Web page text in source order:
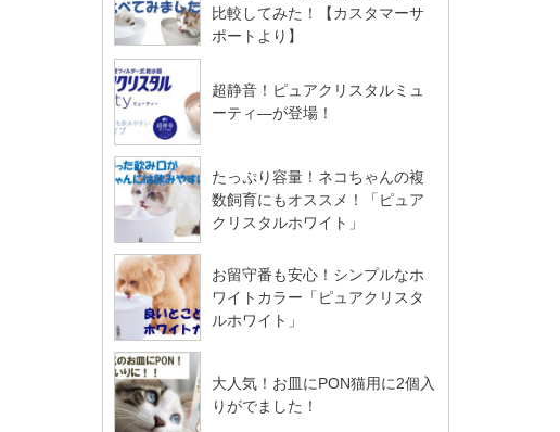
比較してみた！【カスタマーサ
ポートより】
超静音！ピュアクリスタルミュ
ーティ―が登場！
たっぷり容量！ネコちゃんの複
数飼育にもオススメ！「ピュア
クリスタルホワイト」
お留守番も安心！シンプルなホ
ワイトカラー「ピュアクリスタ
ルホワイト」
大人気！お皿にPON猫用に2個入
りがでました！